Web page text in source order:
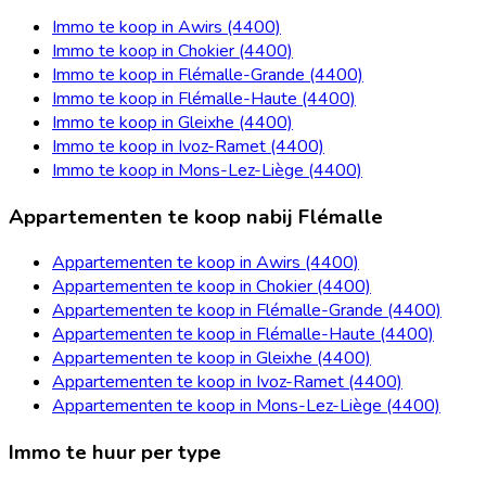
Immo te koop in Awirs (4400)
Immo te koop in Chokier (4400)
Immo te koop in Flémalle-Grande (4400)
Immo te koop in Flémalle-Haute (4400)
Immo te koop in Gleixhe (4400)
Immo te koop in Ivoz-Ramet (4400)
Immo te koop in Mons-Lez-Liège (4400)
Appartementen te koop nabij Flémalle
Appartementen te koop in Awirs (4400)
Appartementen te koop in Chokier (4400)
Appartementen te koop in Flémalle-Grande (4400)
Appartementen te koop in Flémalle-Haute (4400)
Appartementen te koop in Gleixhe (4400)
Appartementen te koop in Ivoz-Ramet (4400)
Appartementen te koop in Mons-Lez-Liège (4400)
Immo te huur per type